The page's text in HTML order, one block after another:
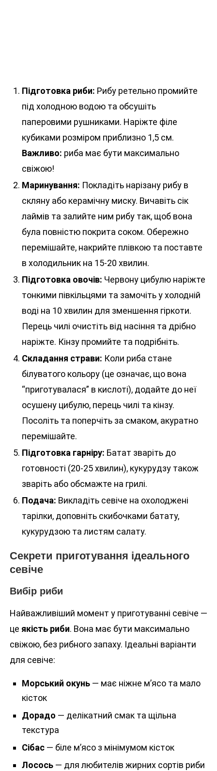
Підготовка риби: Рибу ретельно промийте
під холодною водою та обсушіть
паперовими рушниками. Наріжте філе
кубиками розміром приблизно 1,5 см.
Важливо: риба має бути максимально
свіжою!
Маринування: Покладіть нарізану рибу в
скляну або керамічну миску. Вичавіть сік
лаймів та залийте ним рибу так, щоб вона
була повністю покрита соком. Обережно
перемішайте, накрийте плівкою та поставте
в холодильник на 15-20 хвилин.
Підготовка овочів: Червону цибулю наріжте
тонкими півкільцями та замочіть у холодній
воді на 10 хвилин для зменшення гіркоти.
Перець чилі очистіть від насіння та дрібно
наріжте. Кінзу промийте та подрібніть.
Складання страви: Коли риба стане
білуватого кольору (це означає, що вона
“приготувалася” в кислоті), додайте до неї
осушену цибулю, перець чилі та кінзу.
Посоліть та поперчіть за смаком, акуратно
перемішайте.
Підготовка гарніру: Батат зваріть до
готовності (20-25 хвилин), кукурудзу також
зваріть або обсмажте на грилі.
Подача: Викладіть севіче на охолоджені
тарілки, доповніть скибочками батату,
кукурудзою та листям салату.
Секрети приготування ідеального
севіче
Вибір риби
Найважливіший момент у приготуванні севіче —
це якість риби. Вона має бути максимально
свіжою, без рибного запаху. Ідеальні варіанти
для севіче:
Морський окунь — має ніжне м’ясо та мало
кісток
Дорадо — делікатний смак та щільна
текстура
Сібас — біле м’ясо з мінімумом кісток
Лосось — для любителів жирних сортів риби